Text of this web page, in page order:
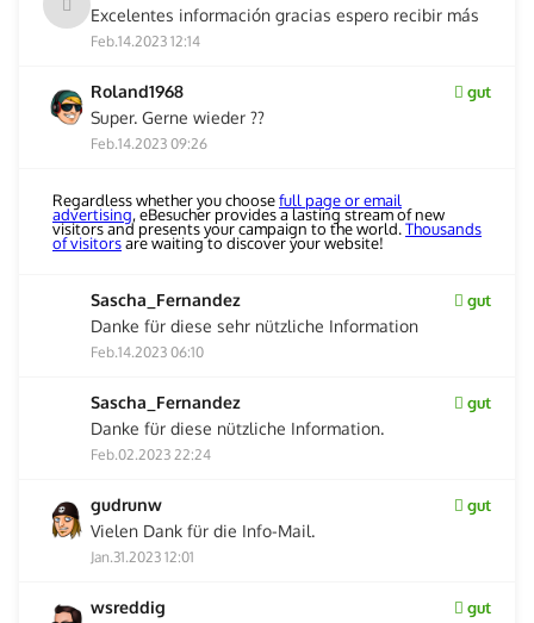
Excelentes información gracias espero recibir más
Feb.14.2023 12:14
Roland1968 gut
Super. Gerne wieder ??
Feb.14.2023 09:26
Regardless whether you choosefull page or email
advertising, eBesucher provides a lasting stream of new
visitors and presents your campaign to the world.Thousands
of visitorsare waiting to discover your website!
Sascha_Fernandez gut
Danke für diese sehr nützliche Information
Feb.14.2023 06:10
Sascha_Fernandez gut
Danke für diese nützliche Information.
Feb.02.2023 22:24
gudrunw gut
Vielen Dank für die Info-Mail.
Jan.31.2023 12:01
wsreddig gut